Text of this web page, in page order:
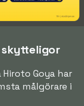
Goya har
målgörare i